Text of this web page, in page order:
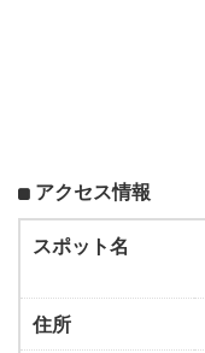
アクセス情報
スポット名
住所